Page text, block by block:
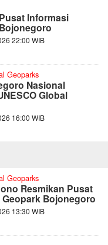
Informasi
22:00 WIB
Geoparks
Nasional
Global
16:00 WIB
Geoparks
Resmikan Pusat
Bojonegoro
13:30 WIB